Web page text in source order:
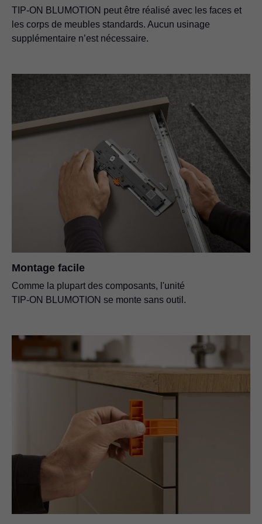
TIP-ON BLUMOTION peut être réalisé avec les faces et
les corps de meubles standards. Aucun usinage
supplémentaire n’est nécessaire.
Montage facile
Comme la plupart des composants, l'unité
TIP-ON BLUMOTION se monte sans outil.